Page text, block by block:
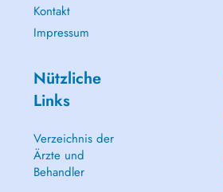
Kontakt
Impressum
Nützliche
Links
Verzeichnis der
Ärzte und
Behandler